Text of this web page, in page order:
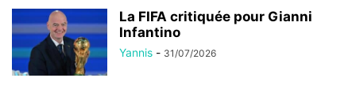
La FIFA critiquée pour Gianni
Infantino
Yannis - 31/07/2026